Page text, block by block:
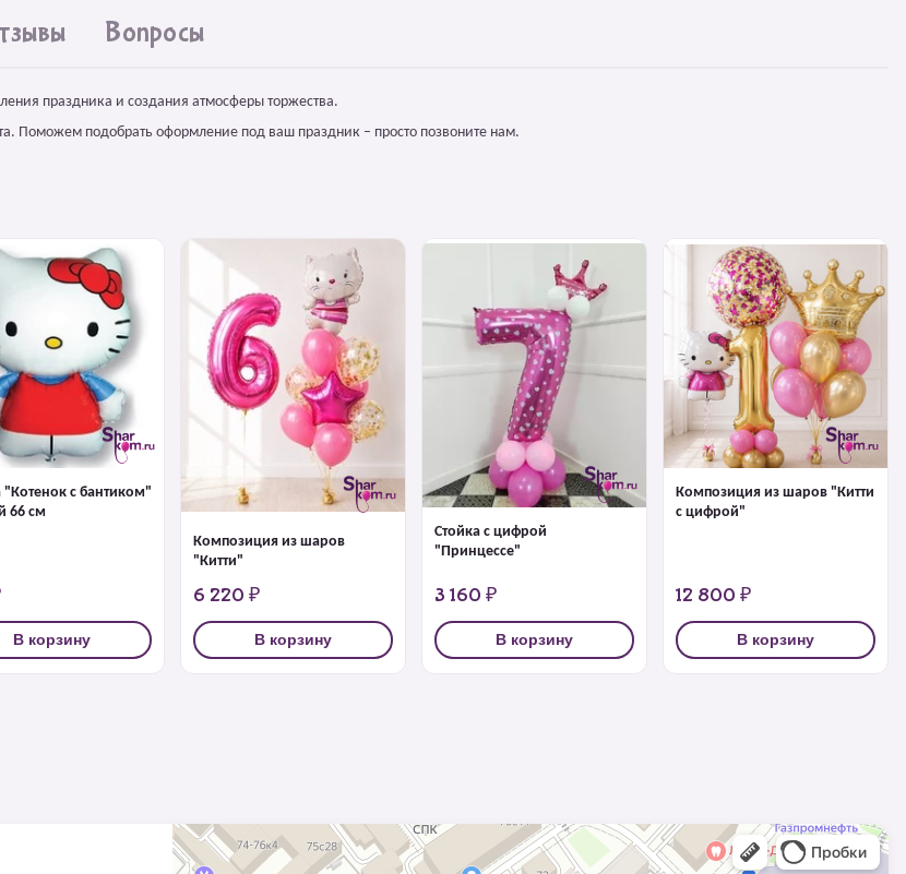
Вопросы
праздника и создания атмосферы торжества.
Поможем подобрать оформление под ваш праздник – просто позвоните нам.
"Котенок с бантиком"
66 см
В корзину
Композиция из шаров
"Китти"
6 220 ₽
В корзину
Стойка с цифрой
"Принцессе"
3 160 ₽
В корзину
Композиция из шаров "Китти
с цифрой"
12 800 ₽
В корзину